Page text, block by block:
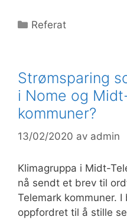
Kategorier
Referat
Strømsparing
i Nome og
kommuner?
13/02/2020 av admin
Klimagruppa i Midt-
nå sendt et brev til
Telemark kommuner.
oppfordret til å stille